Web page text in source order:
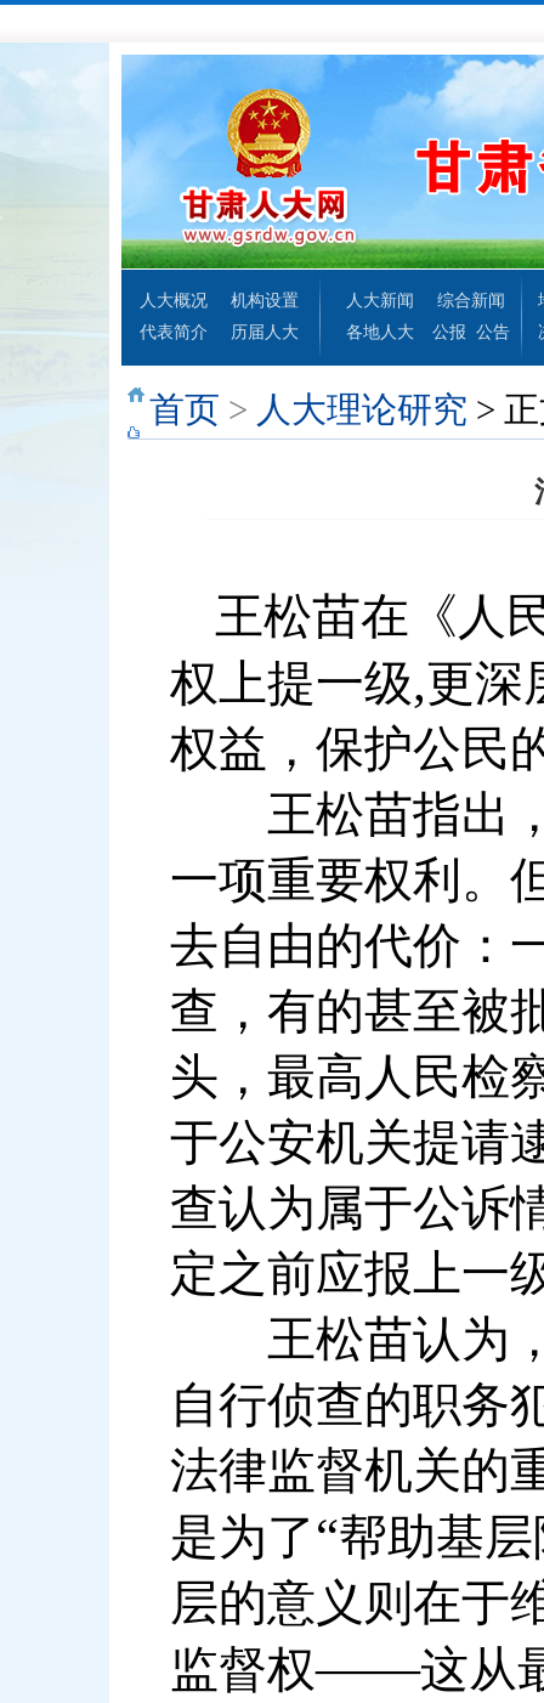
人大概况
机构设置
代表简介
历届人大
人大新闻
综合新闻
各地人大
公报 公告
首页 > 人大理论研究 >
王松苗在《人
权上提一级,更深
权益，保护公民
王松苗指出，
一项重要权利。
去自由的代价：
查，有的甚至被
头，最高人民检
于公安机关提请
查认为属于公诉
定之前应报上一
王松苗认为，
自行侦查的职务
法律监督机关的
是为了“帮助基
层的意义则在于
监督权——这从